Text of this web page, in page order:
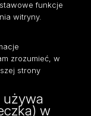
funkcje
witryny.
zrozumieć, w
strony
używa
w